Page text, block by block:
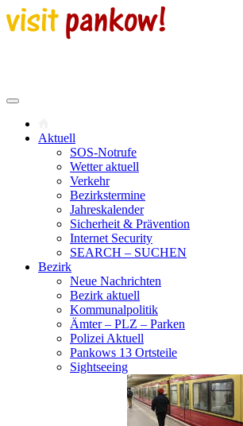
Aktuell
SOS-Notrufe
Wetter aktuell
Verkehr
Bezirkstermine
Jahreskalender
Sicherheit & Prävention
Internet Security
SEARCH – SUCHEN
Bezirk
Neue Nachrichten
Bezirk aktuell
Kommunalpolitik
Ämter – PLZ – Parken
Polizei Aktuell
Pankows 13 Ortsteile
Sightseeing